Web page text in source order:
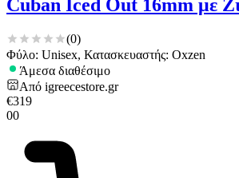
Cuban Iced Out 16mm με
(0)
Φύλο: Unisex, Κατασκευαστής: Oxzen
Άμεσα διαθέσιμο
Από igreecestore.gr
€319
00